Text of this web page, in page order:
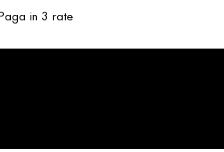
in 3 rate